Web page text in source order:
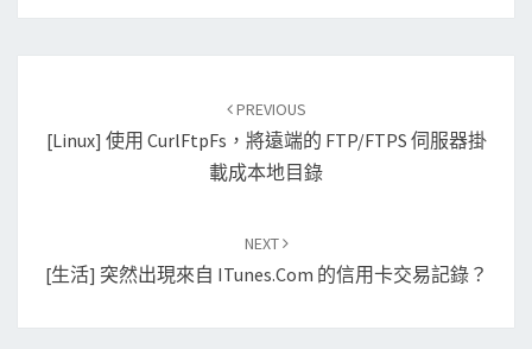
navigation
PREVIOUS
[Linux] 使用 CurlFtpFs，將遠端的 FTP/FTPS 伺服器掛
載成本地目錄
NEXT
[生活] 突然出現來自 ITunes.com 的信用卡交易記錄？